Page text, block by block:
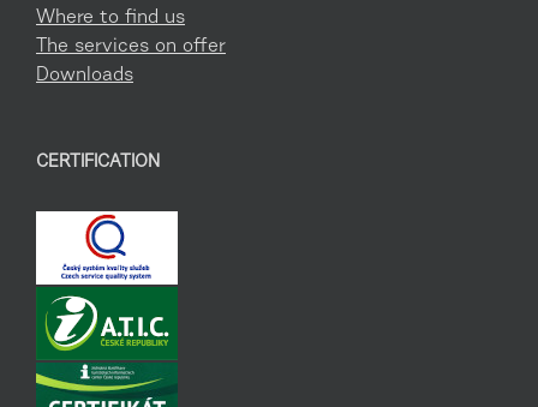
Where to find us
The services on offer
Downloads
CERTIFICATION